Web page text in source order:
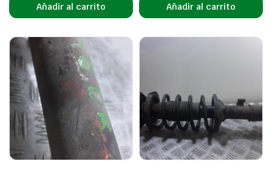
Añadir al carrito Añadir al carrito